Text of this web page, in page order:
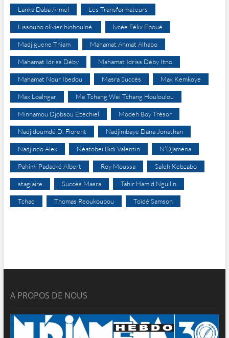
Lanka Daba Armel Les Transformateurs
Lissoubo olivier hinhoulné. lycée Félix Eboué
Madjiguene Thiam Mahamat Ahmat Alhabo
Mahamat Idriss Déby Mahamat Idriss Déby Itno
Mahamat Nour Ibedou Masra Succès Max Kemkoye
Max Loalngar Me Tchang Wei Tchang Houloulou
Minnamou Djobsou Ezechiel Modeh Boy Trésor
Nadjidoumdé D. Florent Nadjimbaye Dana Jonathan
Nadjindo Alex Néatobeï Bidi Valentin N’Djaména
Pahimi Padacké Albert Roy Moussa Saleh Kebzabo
stagiaire Succès Masra Tahir Hamid Nguilin
Tchad Thomas Reoukoubou Toïdé Samson
A PROPOS DE NOUS